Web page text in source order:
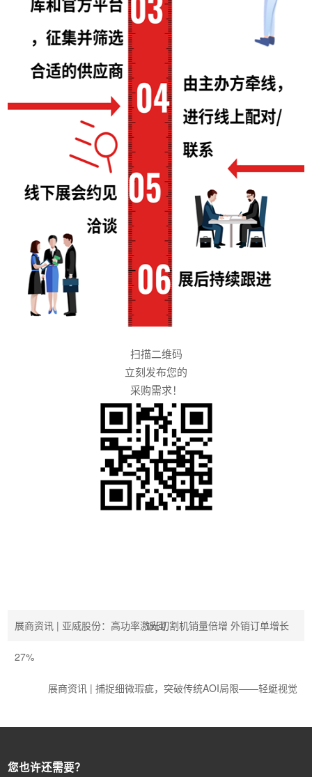
扫描二维码
立刻发布您的
采购需求！
展商资讯 | 亚威股份：高功率激光切割机销量倍增 外销订单增长
27%
返回
展商资讯 | 捕捉细微瑕疵，突破传统AOI局限——轻蜓视觉
您也许还需要？